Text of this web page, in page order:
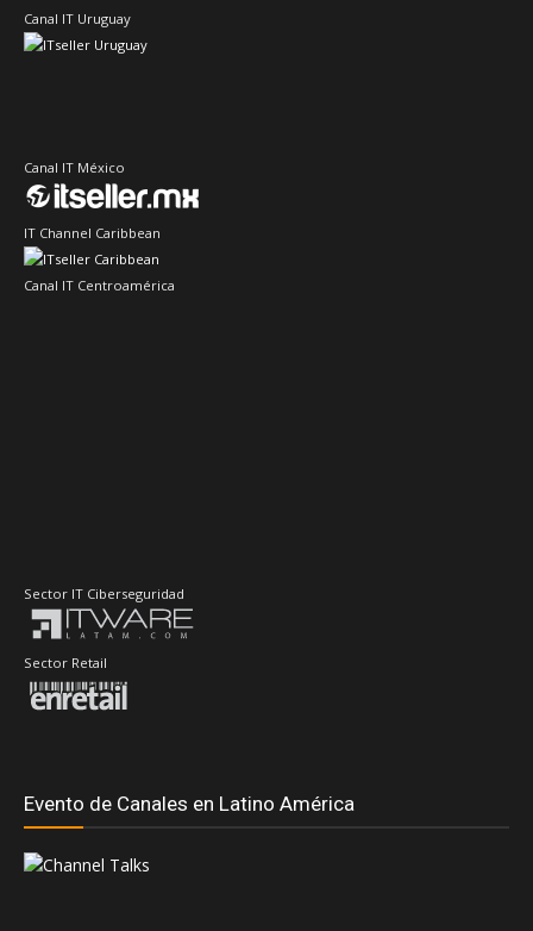
Canal IT Uruguay
Canal IT México
IT Channel Caribbean
Canal IT Centroamérica
Sector IT Ciberseguridad
Sector Retail
Evento de Canales en Latino América